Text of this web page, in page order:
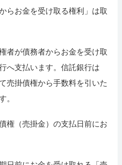
らお金を受け取る権利」は取
者が債務者からお金を受け取
へ支払います。信託銀行は
売掛債権から手数料を引いた
。
権（売掛金）の支払日前にお